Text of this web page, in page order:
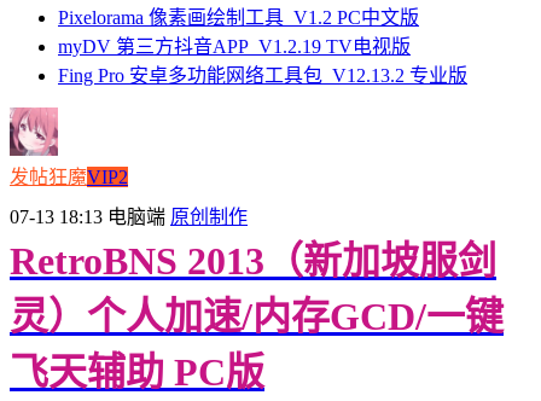
Pixelorama 像素画绘制工具_V1.2 PC中文版
myDV 第三方抖音APP_V1.2.19 TV电视版
Fing Pro 安卓多功能网络工具包_V12.13.2 专业版
发帖狂魔VIP2
07-13 18:13 电脑端 原创制作
RetroBNS 2013（新加坡服剑
灵）个人加速/内存GCD/一键
飞天辅助 PC版